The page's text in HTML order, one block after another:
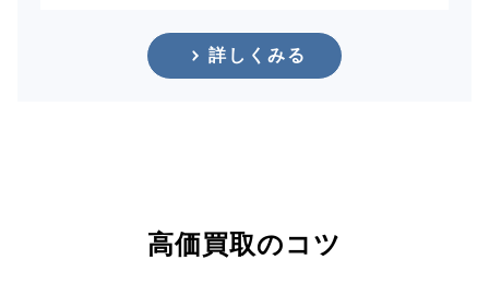
詳しくみる
高価買取のコツ